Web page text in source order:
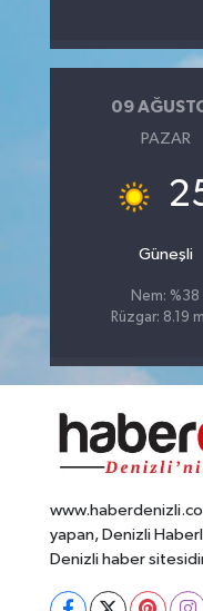
09
PAZAR
Güneşli
Nem: %38
Rüzgar: 8.19
yapan, Denizli
Denizli haber